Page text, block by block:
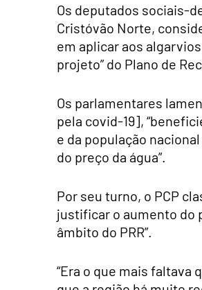
Os deputados sociais-
Cristóvão Norte,
em aplicar aos
projeto” do Plano de
Os parlamentares
pela covid-19],
e da população
do preço da água”.
Por seu turno, o PCP
justificar o aumento do
âmbito do PRR”.
“Era o que mais faltava